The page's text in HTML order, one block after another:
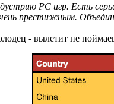
PC игр. Есть
престижным.
- вылетит не